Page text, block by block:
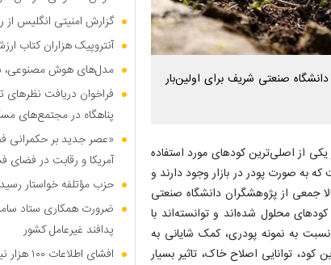
صنعتی شریف برای اولین‌بار
یکی از اصلی‌ترین کودهای مورد استفاده
به صورت پودر در بازار وجود دارند و
جمعی از پژوهشگران دانشگاه صنعتی
محلول شده‌اند و توانسته‌اند با
به نمونه پودری، کمک شایانی به
توانایی اصلاح خاک، تاثیر بسیار
گزارش امنیتی انگلیس
آنتروپیک هزاران کتاب
مدل‌های هوش مصنوعی،
فراخوان دریافت
پناهگاه در مجتمع‌های
«عصر جدید بر حکمرانی
آمریکا و رقابت در فضای
حزب مؤتلفه خواستار
ضرورت همکاری ستاد
پدافند غیرعامل کشور
افشای اطلاعات ۱۰۰ هزار نیروی پلیس در دارک وب